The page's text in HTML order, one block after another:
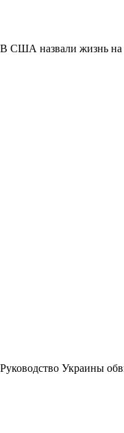
В США назвали жизнь на
Руководство Украины